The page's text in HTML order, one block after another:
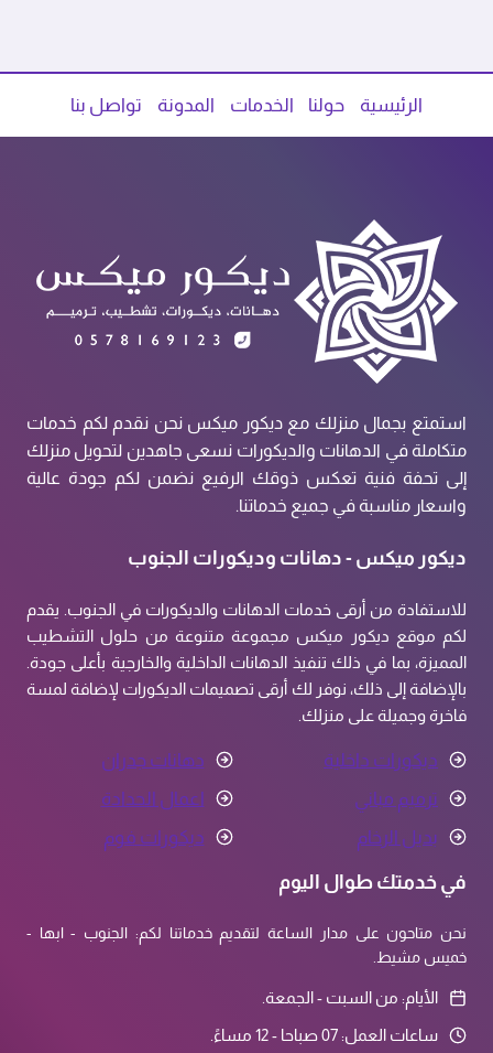
الرئيسية حولنا الخدمات المدونة تواصل بنا
استمتع بجمال منزلك مع ديكور ميكس نحن نقدم لكم خدمات
متكاملة في الدهانات والديكورات نسعى جاهدين لتحويل منزلك
إلى تحفة فنية تعكس ذوقك الرفيع نضمن لكم جودة عالية
واسعار مناسبة في جميع خدماتنا.
ديكور ميكس - دهانات وديكورات الجنوب
للاستفادة من أرقى خدمات الدهانات والديكورات في الجنوب. يقدم
لكم موقع ديكور ميكس مجموعة متنوعة من حلول التشطيب
المميزة، بما في ذلك تنفيذ الدهانات الداخلية والخارجية بأعلى جودة.
بالإضافة إلى ذلك، نوفر لك أرقى تصميمات الديكورات لإضافة لمسة
فاخرة وجميلة على منزلك.
ديكورات داخلية
دهانات جدران
ترميم مباني
اعمال الحدادة
بديل الرخام
ديكورات فوم
في خدمتك طوال اليوم
نحن متاحون على مدار الساعة لتقديم خدماتنا لكم: الجنوب - ابها -
خميس مشيط.
الأيام: من السبت - الجمعة.
ساعات العمل: 07 صباحا - 12 مساءً.